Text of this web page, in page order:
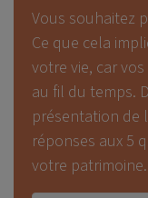
Vous souhaitez
Ce que cela
votre vie, car
au fil du temps.
présentation de
réponses aux 5
votre patrimoine.